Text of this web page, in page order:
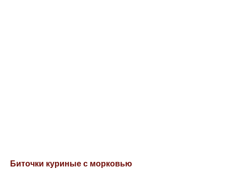
Биточки куриные с морковью